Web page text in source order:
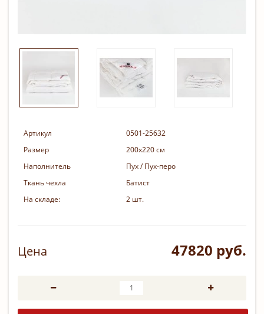
Артикул
0501-25632
Размер
200х220 см
Наполнитель
Пух / Пух-перо
Ткань чехла
Батист
На складе:
2 шт.
Цена 47820 руб.